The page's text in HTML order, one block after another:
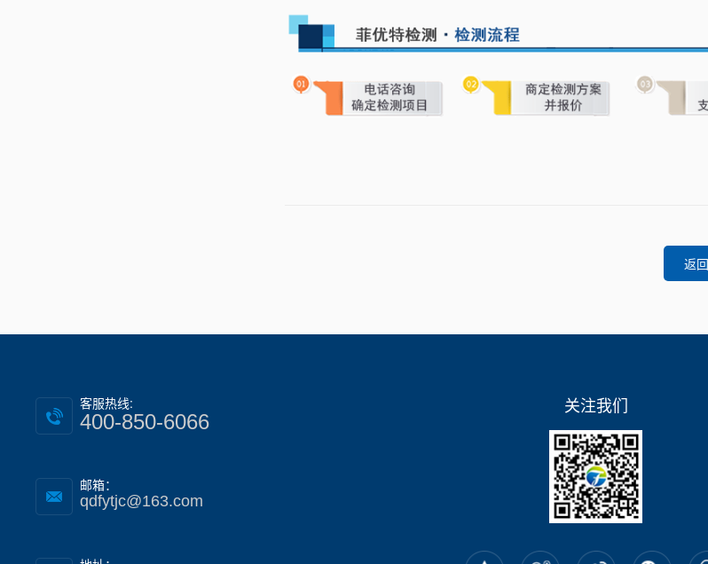
返
客服热线:
400-850-6066
邮箱：
qdfytjc@163.com
关注我们